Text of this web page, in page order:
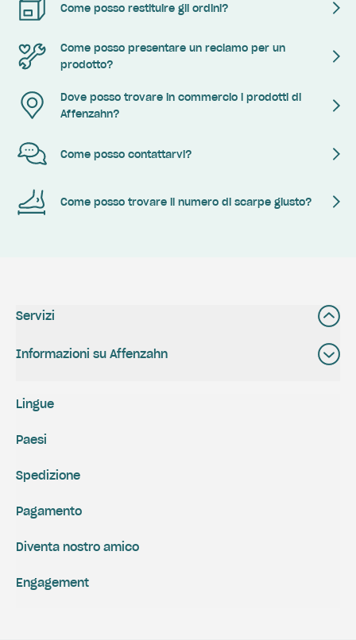
Come posso restituire gli ordini?
Come posso presentare un reclamo per un
prodotto?
Dove posso trovare in commercio i prodotti di
Affenzahn?
Come posso contattarvi?
Come posso trovare il numero di scarpe giusto?
Servizi
Informazioni su Affenzahn
Spedizione
Pagamento
Engagement
Diventa nostro amico
Lingue
Paesi